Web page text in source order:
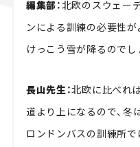
編集部：北欧のスウェー
ンによる訓練の必要性が
けっこう雪が降るのでし
長山先生：北欧に比べれ
道より上になるので、冬
ロンドンバスの訓練所で